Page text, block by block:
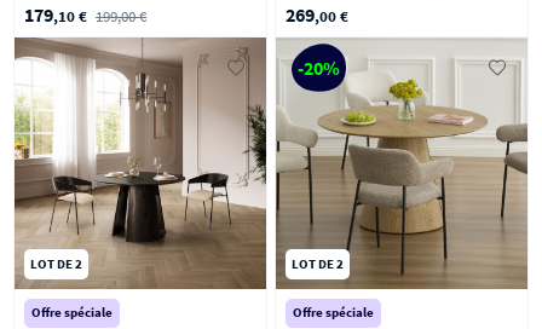
179,10 € 199,00 € 269,00 €
LOT DE 2
Offre spéciale
-20%
LOT DE 2
Offre spéciale